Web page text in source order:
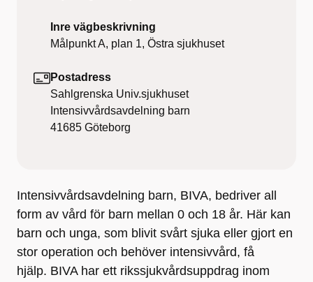
Inre vägbeskrivning
Målpunkt A, plan 1, Östra sjukhuset
Postadress
Sahlgrenska Univ.sjukhuset
Intensivvårdsavdelning barn
41685 Göteborg
Intensivvårdsavdelning barn, BIVA, bedriver all
form av vård för barn mellan 0 och 18 år. Här kan
barn och unga, som blivit svårt sjuka eller gjort en
stor operation och behöver intensivvård, få
hjälp. BIVA har ett rikssjukvårdsuppdrag inom